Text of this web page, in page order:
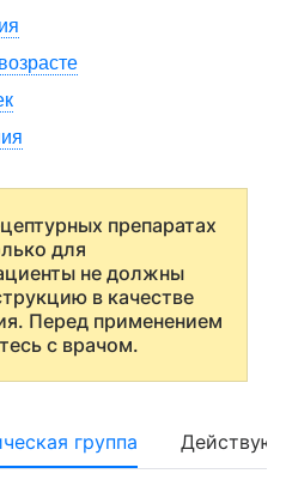
препаратах
для
не должны
в качестве
Перед применением
с врачом.
группа